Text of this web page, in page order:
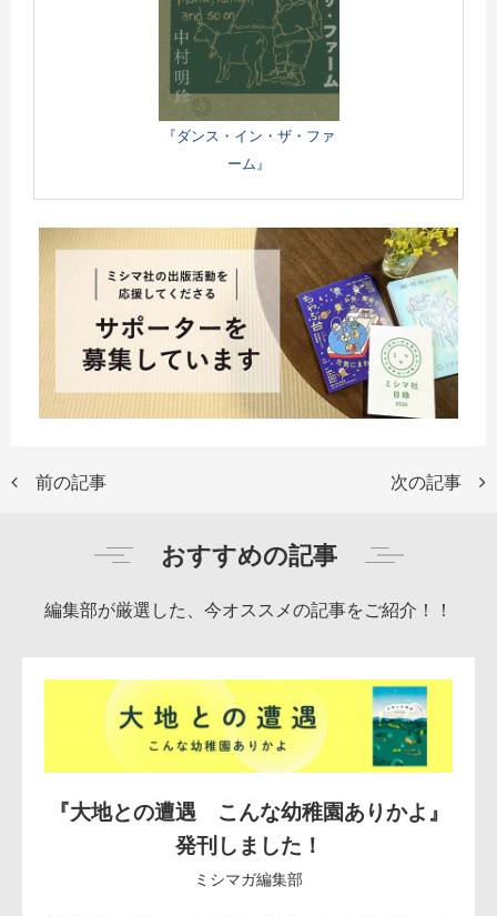
『ダンス・イン・ザ・ファ
ーム』
前の記事 次の記事
おすすめの記事
編集部が厳選した、今オススメの記事をご紹介！！
『大地との遭遇 こんな幼稚園ありかよ』
発刊しました！
ミシマガ編集部